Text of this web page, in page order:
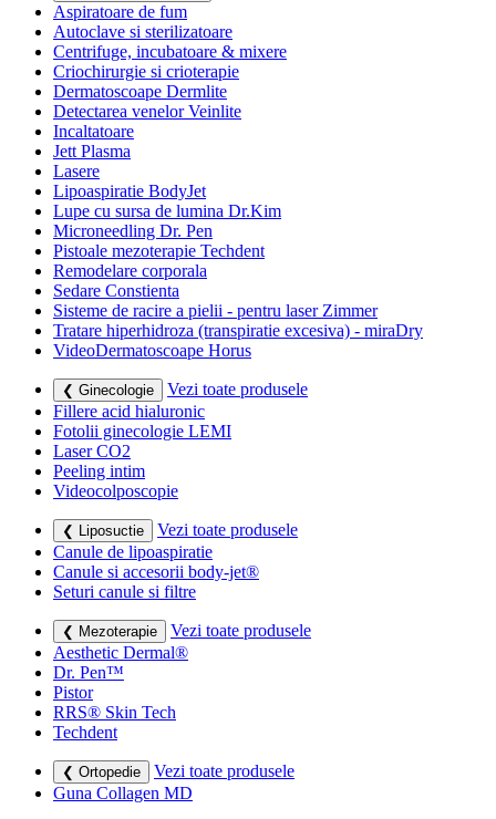
Aspiratoare de fum
Autoclave si sterilizatoare
Centrifuge, incubatoare & mixere
Criochirurgie si crioterapie
Dermatoscoape Dermlite
Detectarea venelor Veinlite
Incaltatoare
Jett Plasma
Lasere
Lipoaspiratie BodyJet
Lupe cu sursa de lumina Dr.Kim
Microneedling Dr. Pen
Pistoale mezoterapie Techdent
Remodelare corporala
Sedare Constienta
Sisteme de racire a pielii - pentru laser Zimmer
Tratare hiperhidroza (transpiratie excesiva) - miraDry
VideoDermatoscoape Horus
❮ Ginecologie
Vezi toate produsele
Fillere acid hialuronic
Fotolii ginecologie LEMI
Laser CO2
Peeling intim
Videocolposcopie
❮ Liposuctie
Vezi toate produsele
Canule de lipoaspiratie
Canule si accesorii body-jet®
Seturi canule si filtre
❮ Mezoterapie
Vezi toate produsele
Aesthetic Dermal®
Dr. Pen™
Pistor
RRS® Skin Tech
Techdent
❮ Ortopedie
Vezi toate produsele
Guna Collagen MD